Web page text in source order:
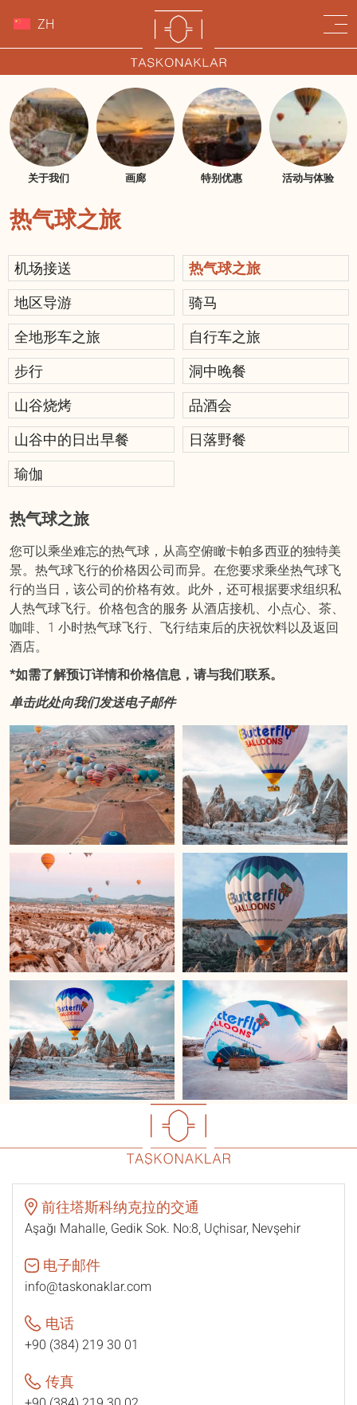
ZH
关于我们 画廊 特别优惠 活动与体验
热气球之旅
机场接送 热气球之旅
地区导游 骑马
全地形车之旅 自行车之旅
步行 洞中晚餐
山谷烧烤 品酒会
山谷中的日出早餐 日落野餐
瑜伽
热气球之旅
您可以乘坐难忘的热气球，从高空俯瞰卡帕多西亚的独特美
景。热气球飞行的价格因公司而异。在您要求乘坐热气球飞
行的当日，该公司的价格有效。此外，还可根据要求组织私
人热气球飞行。价格包含的服务 从酒店接机、小点心、茶、
咖啡、1 小时热气球飞行、飞行结束后的庆祝饮料以及返回
酒店。
*如需了解预订详情和价格信息，请与我们联系。
单击此处向我们发送电子邮件
前往塔斯科纳克拉的交通
Aşağı Mahalle, Gedik Sok. No:8, Uçhisar, Nevşehir
电子邮件
info@taskonaklar.com
电话
+90 (384) 219 30 01
传真